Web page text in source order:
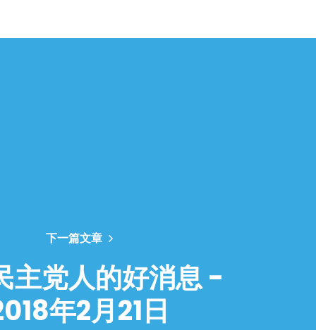
下一篇文章
主党人的好消息 -
年2月21日